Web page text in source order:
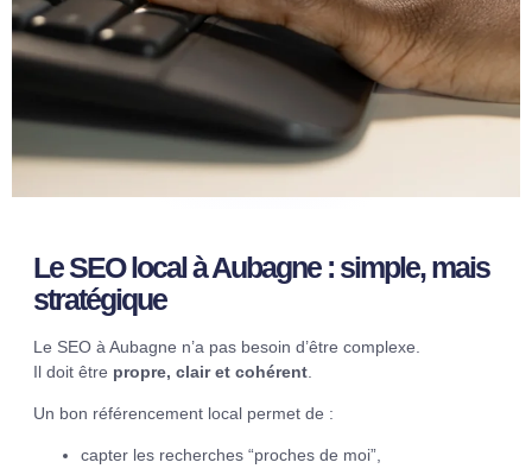
Le SEO local à Aubagne : simple, mais
stratégique
Le SEO à Aubagne n’a pas besoin d’être complexe.
Il doit être propre, clair et cohérent
Un bon référencement local permet de :
capter les recherches “proches de moi”,